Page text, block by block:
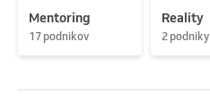
Mentoring
17 podnikov
Reality
2 podniky